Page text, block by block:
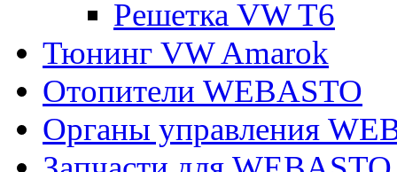
Решетка VW T6
Тюнинг VW Amarok
Отопители WEBASTO
Органы управления